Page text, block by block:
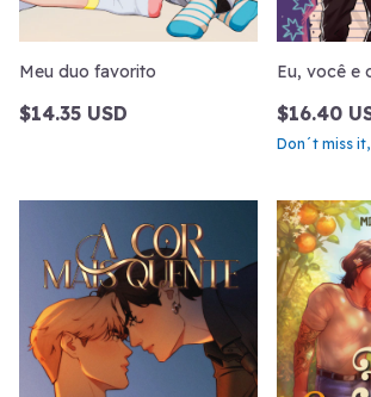
Meu duo favorito
$14.35 USD
Eu, você e
$16.40
Don´t miss